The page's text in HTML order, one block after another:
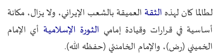
لطالما كان لهذه الثقة العميقة بالشعب الإيراني، ولا يزال، مكانة
أساسية في قرارات وقيادة إمامي الثورة الإسلامية أي الإمام
الخميني (رض)، والإمام الخامنئي (حفظه الله).